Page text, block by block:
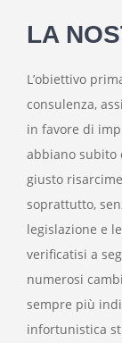
LA
L’obiettivo
consulenza,
in favore di
abbiano subito
giusto
soprattutto,
legislazione e
verificatisi a
numerosi
sempre più
infortunistica